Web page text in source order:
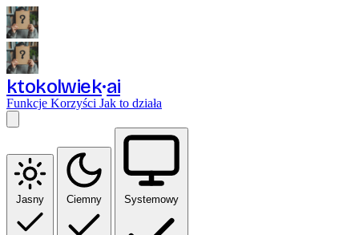
ktokolwiek ai
Funkcje Korzyści Jak to działa
Jasny Ciemny Systemowy